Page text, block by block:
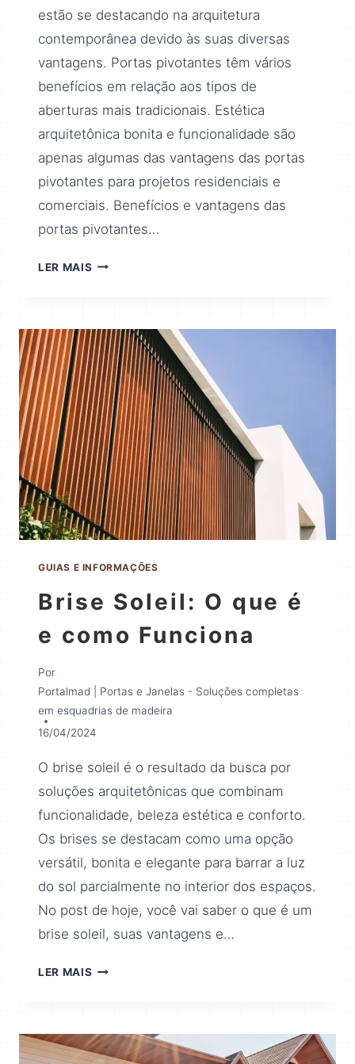
estão se destacando na arquitetura
contemporânea devido às suas diversas
vantagens. Portas pivotantes têm vários
benefícios em relação aos tipos de
aberturas mais tradicionais. Estética
arquitetônica bonita e funcionalidade são
apenas algumas das vantagens das portas
pivotantes para projetos residenciais e
comerciais. Benefícios e vantagens das
portas pivotantes…
LER MAIS
GUIAS E INFORMAÇÕES
Brise Soleil: O que é
e como Funciona
Por
Portalmad | Portas e Janelas - Soluções completas
em esquadrias de madeira
16/04/2024
O brise soleil é o resultado da busca por
soluções arquitetônicas que combinam
funcionalidade, beleza estética e conforto.
Os brises se destacam como uma opção
versátil, bonita e elegante para barrar a luz
do sol parcialmente no interior dos espaços.
No post de hoje, você vai saber o que é um
brise soleil, suas vantagens e…
LER MAIS